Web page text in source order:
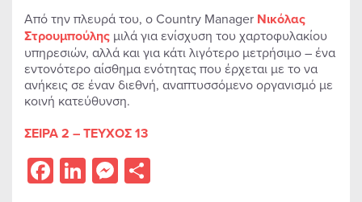
Από την πλευρά του, ο Country Manager Νικόλας
Στρουμπούλης μιλά για ενίσχυση του χαρτοφυλακίου
υπηρεσιών, αλλά και για κάτι λιγότερο μετρήσιμο – ένα
εντονότερο αίσθημα ενότητας που έρχεται με το να
ανήκεις σε έναν διεθνή, αναπτυσσόμενο οργανισμό με
κοινή κατεύθυνση.
ΣΕΙΡΑ 2 – ΤΕΥΧΟΣ 13
Facebook
LinkedIn
Messenger